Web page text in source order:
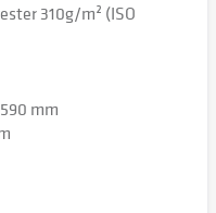
310g/m² (ISO
mm